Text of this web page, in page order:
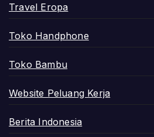
Travel Eropa
Toko Handphone
Toko Bambu
Website Peluang Kerja
Berita Indonesia